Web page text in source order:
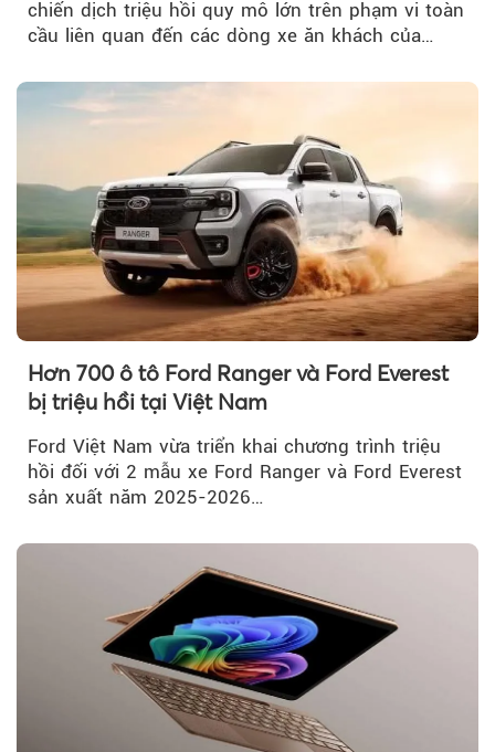
chiến dịch triệu hồi quy mô lớn trên phạm vi toàn
cầu liên quan đến các dòng xe ăn khách của
Hơn 700 ô tô Ford Ranger và Ford Everest
bị triệu hồi tại Việt Nam
Ford Việt Nam vừa triển khai chương trình triệu
hồi đối với 2 mẫu xe Ford Ranger và Ford Everest
sản xuất năm 2025-2026…